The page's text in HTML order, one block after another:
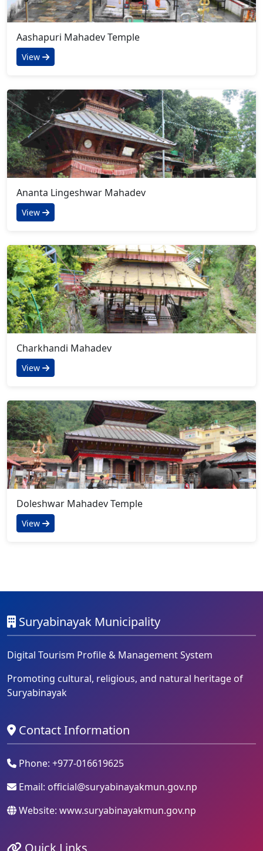
Aashapuri Mahadev Temple
View
Ananta Lingeshwar Mahadev
View
Charkhandi Mahadev
View
Doleshwar Mahadev Temple
View
Suryabinayak Municipality
Digital Tourism Profile & Management System
Promoting cultural, religious, and natural heritage of
Suryabinayak
Contact Information
Phone: +977-016619625
Email: official@suryabinayakmun.gov.np
Website: www.suryabinayakmun.gov.np
Quick Links